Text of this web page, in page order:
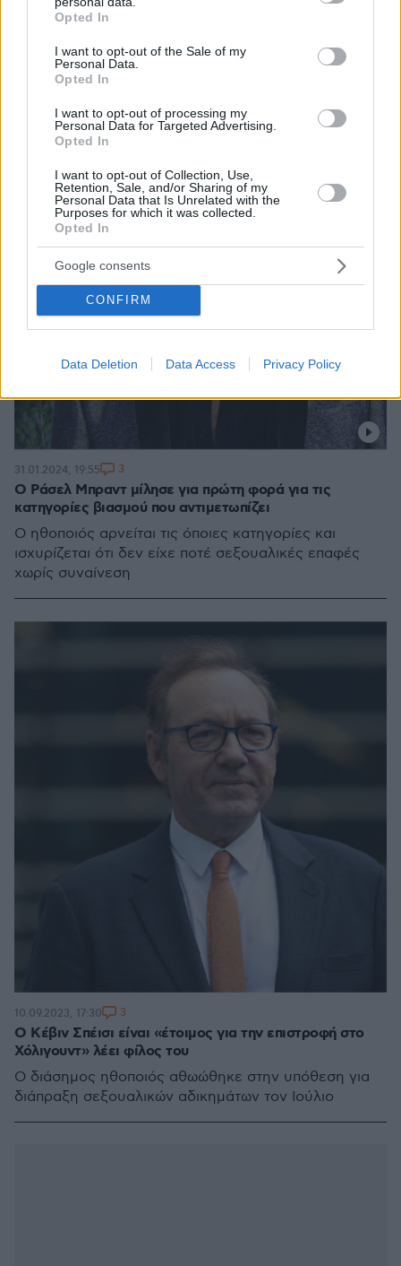
grant or deny consent to Google and its third-party tags to
use your data for below specified purposes in below Google
consent section.
Opted In
I want to opt-out of the Sale of my
Personal Data.
Opted In
I want to opt-out of processing my
Personal Data for Targeted Advertising.
Opted In
I want to opt-out of Collection, Use,
Retention, Sale, and/or Sharing of my
Personal Data that Is Unrelated with the
Purposes for which it was collected.
Opted In
Google consents
CONFIRM
Data Deletion Data Access Privacy Policy
συνέβησαν πριν από δεκαετίες και οι κατηγορίες
έχουν συνεπώς παραγραφεί
Ο Ράσελ Μπραντ μίλησε για πρώτη φορά για τις
κατηγορίες βιασμού που αντιμετωπίζει
Ο ηθοποιός αρνείται τις όποιες κατηγορίες και
ισχυρίζεται ότι δεν είχε ποτέ σεξουαλικές επαφές
χωρίς συναίνεση
31.01.2024, 19:55 3
Ο Κέβιν Σπέισι είναι «έτοιμος για την επιστροφή στο
Χόλιγουντ» λέει φίλος του
Ο διάσημος ηθοποιός αθωώθηκε στην υπόθεση για
διάπραξη σεξουαλικών αδικημάτων τον Ιούλιο
10.09.2023, 17:30 3